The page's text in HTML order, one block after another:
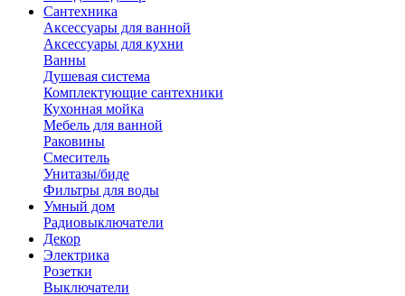
Сантехника
Аксессуары для ванной
Аксессуары для кухни
Ванны
Душевая система
Комплектующие сантехники
Кухонная мойка
Мебель для ванной
Раковины
Смеситель
Унитазы/биде
Фильтры для воды
Умный дом
Радиовыключатели
Декор
Электрика
Розетки
Выключатели